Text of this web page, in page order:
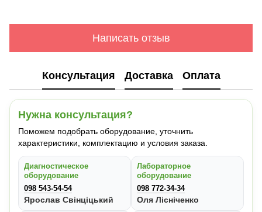
Написать отзыв
Консультация Доставка Оплата
Нужна консультация?
Поможем подобрать оборудование, уточнить
характеристики, комплектацию и условия заказа.
Диагностическое
оборудование
098 543-54-54
Ярослав Свінціцький
Лабораторное
оборудование
098 772-34-34
Оля Лісніченко